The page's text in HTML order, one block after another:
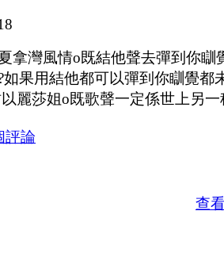
拿灣風情o既結他聲去彈到你瞓
如果用結他都可以彈到你瞓覺都
麗莎姐o既歌聲一定係世上另一
評論
查